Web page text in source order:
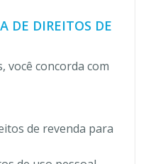
DE DIREITOS DE
você concorda com
de revenda para